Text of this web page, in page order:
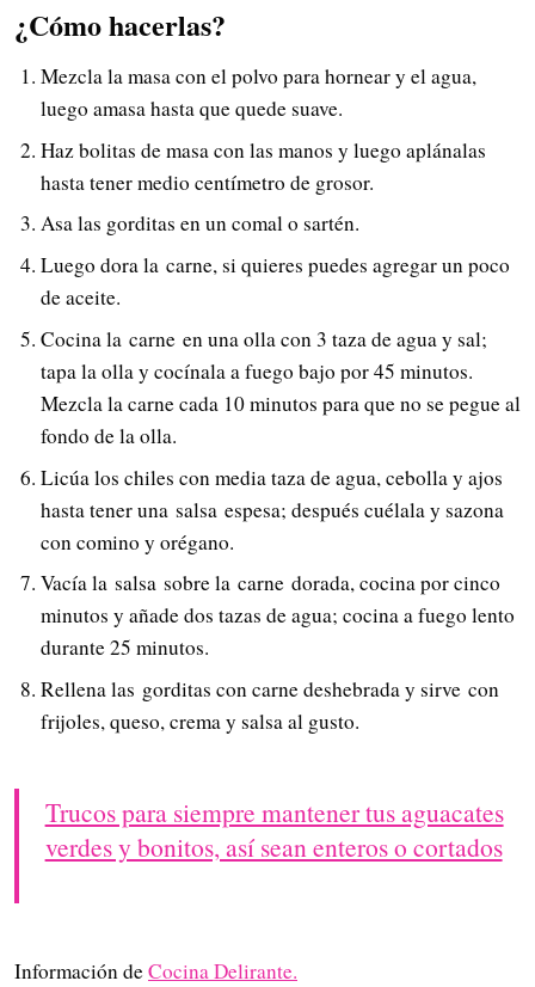
¿Cómo hacerlas?
Mezcla la masa con el polvo para hornear y el agua,
luego amasa hasta que quede suave.
Haz bolitas de masa con las manos y luego aplánalas
hasta tener medio centímetro de grosor.
Asa las gorditas en un comal o sartén.
Luego dora la carne, si quieres puedes agregar un poco
de aceite.
Cocina la carne en una olla con 3 taza de agua y sal;
tapa la olla y cocínala a fuego bajo por 45 minutos.
Mezcla la carne cada 10 minutos para que no se pegue al
fondo de la olla.
Licúa los chiles con media taza de agua, cebolla y ajos
hasta tener una salsa espesa; después cuélala y sazona
con comino y orégano.
Vacía la salsa sobre la carne dorada, cocina por cinco
minutos y añade dos tazas de agua; cocina a fuego lento
durante 25 minutos.
Rellena las gorditas con carne deshebrada y sirve con
frijoles, queso, crema y salsa al gusto.
Trucos para siempre mantener tus aguacates
verdes y bonitos, así sean enteros o cortados
Información deCocina Delirante.